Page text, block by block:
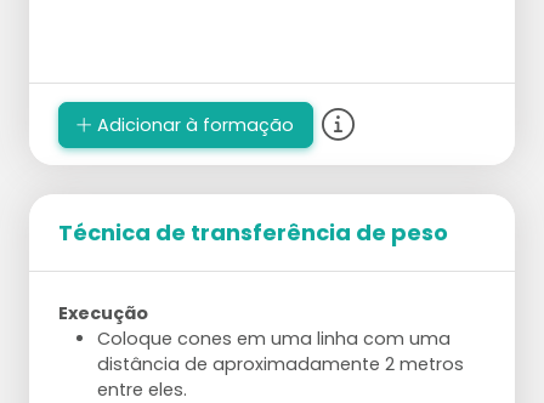
Adicionar à formação
Técnica de transferência de peso
Execução
Coloque cones em uma linha com uma
distância de aproximadamente 2 metros
entre eles.